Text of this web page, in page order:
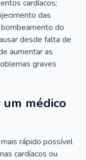
cardíacos;
das
do
desde falta de
aumentar as
graves
médico
rápido possível
cardíacos ou